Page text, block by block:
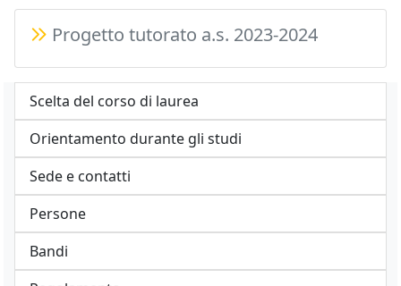
Progetto tutorato a.s. 2023-2024
Scelta del corso di laurea
Orientamento durante gli studi
Sede e contatti
Persone
Bandi